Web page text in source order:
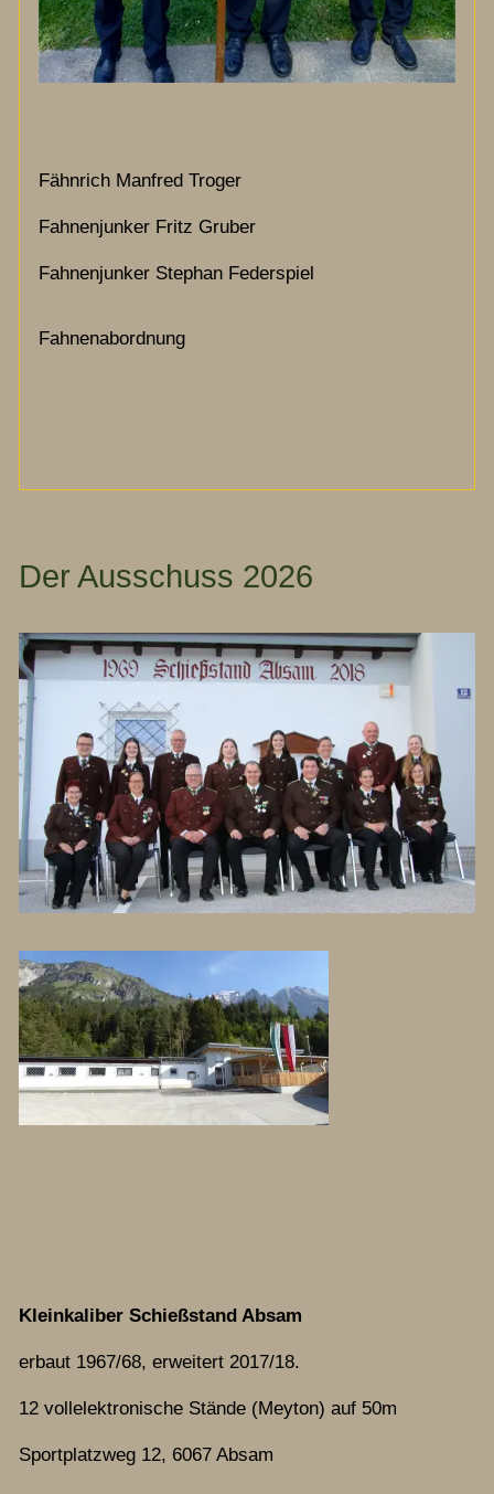
Fähnrich Manfred Troger
Fahnenjunker Fritz Gruber
Fahnenjunker Stephan Federspiel
Fahnenabordnung
Der Ausschuss 2026
Kleinkaliber Schießstand Absam
erbaut 1967/68, erweitert 2017/18.
12 vollelektronische Stände (Meyton) auf 50m
Sportplatzweg 12, 6067 Absam